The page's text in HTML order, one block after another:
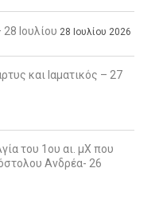
Ιουλίου 28 Ιουλίου 2026
και Ιαματικός – 27
του 1ου αι. μΧ που
Ανδρέα- 26